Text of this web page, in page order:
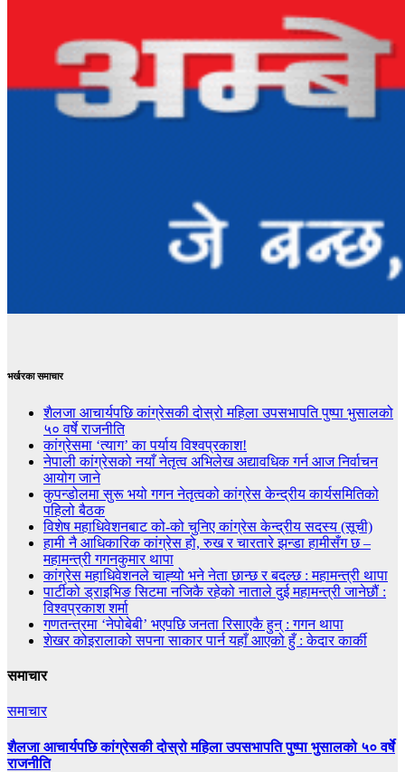
भर्खरका समाचार
शैलजा आचार्यपछि कांग्रेसकी दोस्रो महिला उपसभापति पुष्पा भुसालको
५० वर्षे राजनीति
कांग्रेसमा ‘त्याग’ का पर्याय विश्वप्रकाश!
नेपाली कांग्रेसको नयाँ नेतृत्व अभिलेख अद्यावधिक गर्न आज निर्वाचन
आयोग जाने
कुपन्डोलमा सुरू भयो गगन नेतृत्वको कांग्रेस केन्द्रीय कार्यसमितिको
पहिलो बैठक
विशेष महाधिवेशनबाट को-को चुनिए कांग्रेस केन्द्रीय सदस्य (सूची)
हामी नै आधिकारिक कांग्रेस हो, रुख र चारतारे झन्डा हामीसँग छ –
महामन्त्री गगनकुमार थापा
कांग्रेस महाधिवेशनले चाह्‍यो भने नेता छान्छ र बदल्छ : महामन्त्री थापा
पार्टीको ड्राइभिङ सिटमा नजिकै रहेको नाताले दुई महामन्त्री जानेछौं :
विश्वप्रकाश शर्मा
गणतन्त्रमा ‘नेपोबेबी’ भएपछि जनता रिसाएकै हुन् : गगन थापा
शेखर कोइरालाको सपना साकार पार्न यहाँ आएको हुँ : केदार कार्की
समाचार
समाचार
शैलजा आचार्यपछि कांग्रेसकी दोस्रो महिला उपसभापति पुष्पा भुसालको ५० वर्षे
राजनीति